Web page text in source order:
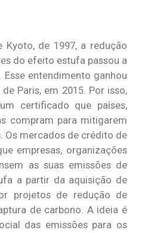
de 1997, a redução
do efeito estufa passou a
entendimento ganhou
Paris, em 2015. Por isso,
certificado que países,
compram para mitigarem
Os mercados de crédito de
empresas, organizações
as suas emissões de
a partir da aquisição de
projetos de redução de
de carbono. A ideia é
das emissões para os